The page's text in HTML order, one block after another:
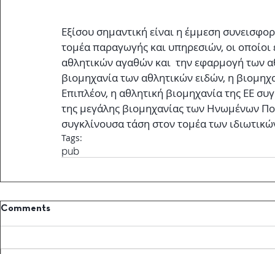
Εξίσου σημαντική είναι η έμμεση
τομέα παραγωγής και υπηρεσιών, οι
αθλητικών αγαθών και  την εφαρμογή των
βιομηχανία των αθλητικών ειδών, η
Επιπλέον, η αθλητική βιομηχανία της ΕΕ
της μεγάλης βιομηχανίας των Ηνωμένων
συγκλίνουσα τάση στον τομέα των
Tags:
pub
Comments